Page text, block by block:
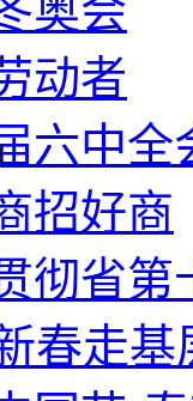
奥会
动者
六中全
招好商
彻省第
春走基